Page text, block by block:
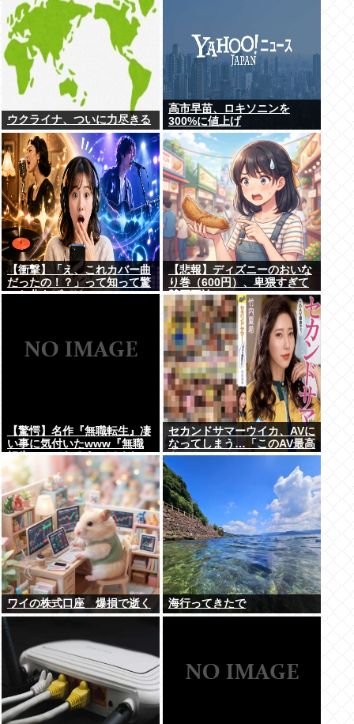
ウクライナ、ついに力尽きる
高市早苗、ロキソニンを
300%に値上げ
【衝撃】「え、これカバー曲
だったの！？」って知って驚
いた曲あげてけ
【悲報】ディズニーのおいな
り巻（600円）、卑猥すぎて
賛否両論www
【驚愕】名作『無職転生』凄
い事に気付いたwww『無職
転生』ってなろうっぽくない
からおすすめって言われたか
ら見たのだけど…もしかし
て…
セカンドサマーウイカ、AVに
なってしまう…「このAV最高
やで！」
ワイの株式口座 爆損で逝く 海行ってきたで